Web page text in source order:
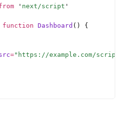
' next/script '
function Dashboard () {
="https://example.com/